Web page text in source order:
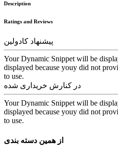
Description
Ratings and Reviews
پیشنهاد کادولین
Your Dynamic Snippet will be
displayed because youy did not
to use.
در کنارش خریداری شده
Your Dynamic Snippet will be
displayed because youy did not
to use.
از همین دسته بندی